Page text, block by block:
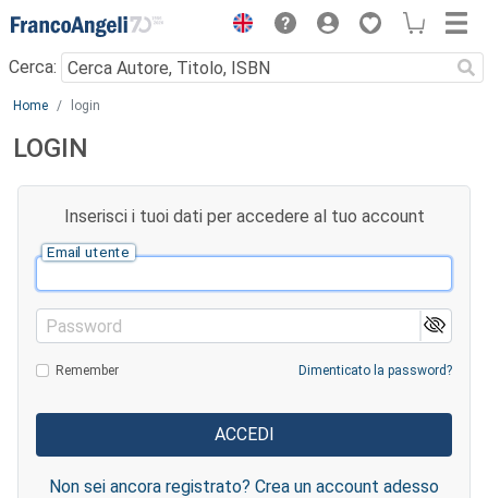
Menu
Cerca:
Main content
Home login
LOGIN
Inserisci i tuoi dati per accedere al tuo account
Email utente
Password
Remember Dimenticato la password?
Non sei ancora registrato? Crea un account adesso